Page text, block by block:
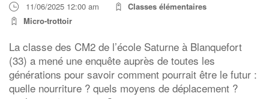
11/06/2025 12:00 am
Classes élémentaires
Micro-trottoir
La classe des CM2 de l’école Saturne à Blanquefort
(33) a mené une enquête auprès de toutes les
générations pour savoir comment pourrait être le futur :
quelle nourriture ? quels moyens de déplacement ?